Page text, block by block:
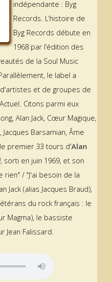
indépendante : Byg
Records. L’histoire de
Byg Records débute en
1968 par l’édition des
de la Soul Music
le label a
et de groupes de
Citons parmi eux
Alan Jack, Cœur Magique,
Barsamian, Âme
premier 33 tours d'Alan
, sorti en juin 1969, et son
rien" / "J'ai besoin de la
Jack (alias Jacques Braud),
du rock français : le
Magma), le bassiste
Jean Falissard.